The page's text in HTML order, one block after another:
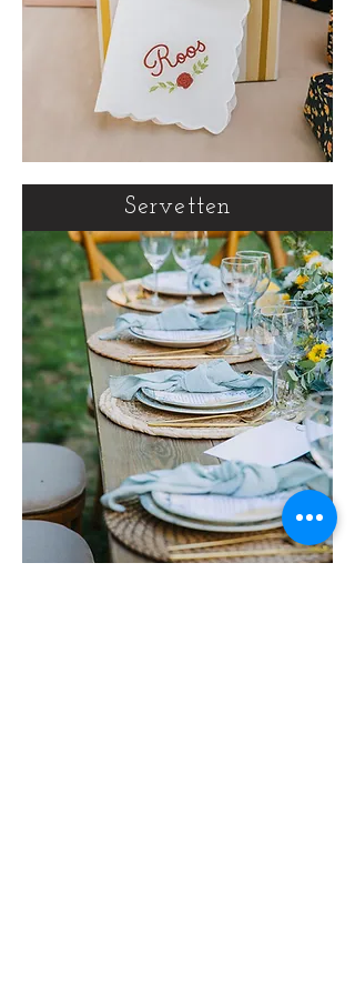
Servetten